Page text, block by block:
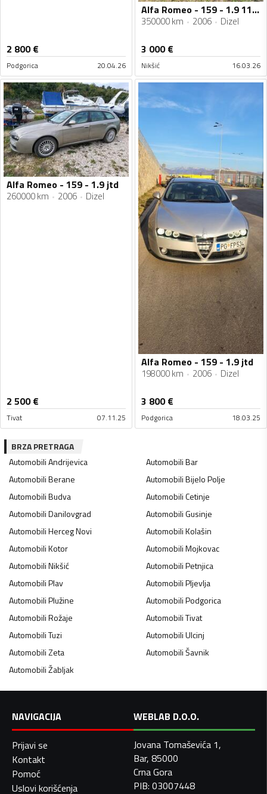
2 800€
Podgorica 20.04.26
Alfa Romeo - 159 - 1.9 110kw
350000 km 2006 Dizel
3 000€
Nikšić 16.03.26
Alfa Romeo - 159 - 1.9 jtd
260000 km 2006 Dizel
2 500€
Tivat 07.11.25
Alfa Romeo - 159 - 1.9 jtd
198000 km 2006 Dizel
3 800€
Podgorica 18.03.25
BRZA PRETRAGA
AutomobiliAndrijevica AutomobiliBar
AutomobiliBerane AutomobiliBijelo Polje
AutomobiliBudva AutomobiliCetinje
AutomobiliDanilovgrad AutomobiliGusinje
AutomobiliHerceg Novi AutomobiliKolašin
AutomobiliKotor AutomobiliMojkovac
AutomobiliNikšić AutomobiliPetnjica
AutomobiliPlav AutomobiliPljevlja
AutomobiliPlužine AutomobiliPodgorica
AutomobiliRožaje AutomobiliTivat
AutomobiliTuzi AutomobiliUlcinj
AutomobiliZeta AutomobiliŠavnik
AutomobiliŽabljak
NAVIGACIJA
Prijavi se
Kontakt
Pomoć
Uslovi korišćenja
WEBLAB D.O.O.
Jovana Tomaševića 1,
Bar, 85000
Crna Gora
PIB: 03007448